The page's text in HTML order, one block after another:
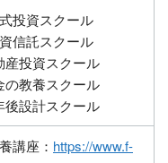
投資スクール
信託スクール
産投資スクール
の教養スクール
後設計スクール
講座： https://www.f-